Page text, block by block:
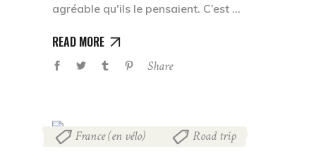
agréable qu'ils le pensaient. C’est
READ MORE
Share
France (en vélo) Road trip